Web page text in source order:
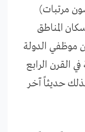
مرتبات)
المناطق
موظفي الدولة
القرن الرابع
حديثاً آخر